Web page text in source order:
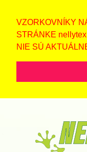
VZORKOVNÍKY
STRÁNKE
NIE SÚ